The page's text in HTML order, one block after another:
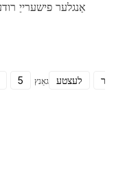
5 לעצטע
גאַנץ